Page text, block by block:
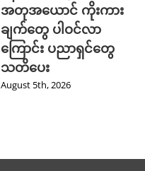
အတုအယောင် ကိုးကား
ချက်တွေ ပါဝင်လာ
ကြောင်း ပညာရှင်တွေ
သတိပေး
August 5th, 2026